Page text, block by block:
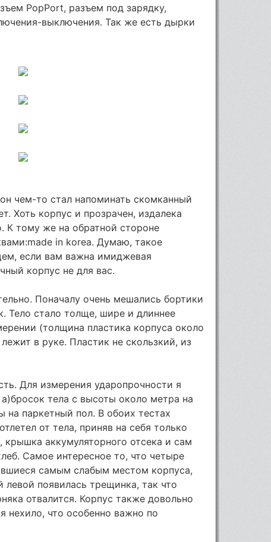
PopPort, разъем под зарядку,
выключения. Так же есть дырки
чем-то стал напоминать скомканный
Хоть корпус и прозрачен, издалека
К тому же на обратной стороне
in korea. Думаю, такое
если вам важна имиджевая
корпус не для вас.
Поначалу очень мешались бортики
Тело стало толще, шире и длиннее
(толщина пластика корпуса около
в руке. Пластик не скользкий, из
Для измерения ударопрочности я
тела с высоты около метра на
паркетный пол. В обоих тестах
от тела, приняв на себя только
крышка аккумуляторного отсека и сам
Самое интересное то, что четыре
самым слабым местом корпуса,
левой появилась трещинка, так что
отвалится. Корпус также довольно
нехило, что особенно важно по